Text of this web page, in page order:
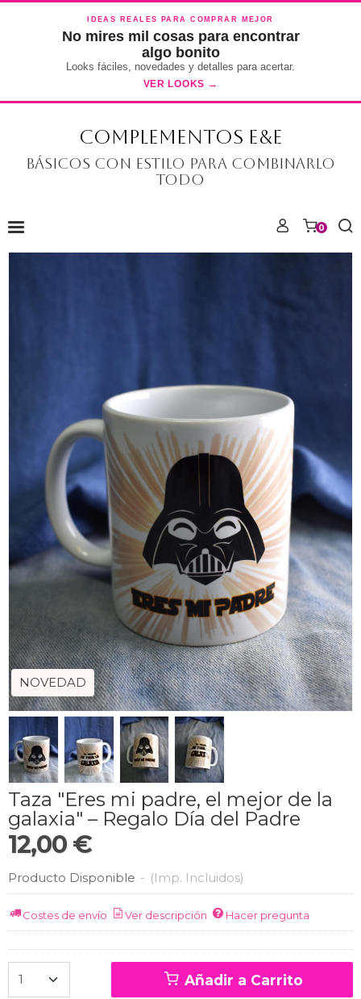
IDEAS REALES PARA COMPRAR MEJOR
No mires mil cosas para encontrar
algo bonito
Looks fáciles, novedades y detalles para acertar.
VER LOOKS →
COMPLEMENTOS E&E
Básicos con estilo para combinarlo
todo
0
NOVEDAD
Taza "Eres mi padre, el mejor de la
galaxia" – Regalo Día del Padre
12,00 €
Producto Disponible - (Imp. Incluidos)
Costes de envío Ver descripción Hacer pregunta
Añadir a Carrito